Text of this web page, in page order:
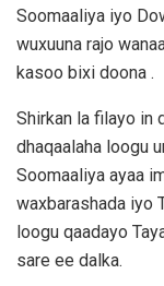
Soomaaliya iyo
wuxuuna rajo
kasoo bixi doona .
Shirkan la filayo in
dhaqaalaha loogu
Soomaaliya ayaa
waxbarashada iyo
loogu qaadayo
sare ee dalka.